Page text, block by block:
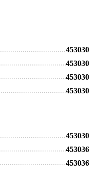
453030
453030
453030
453030
453030
453036
453036